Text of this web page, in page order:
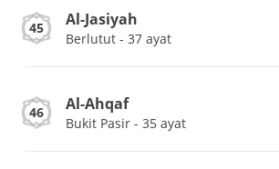
45 Al-Jasiyah
Berlutut - 37 ayat
46 Al-Ahqaf
Bukit Pasir - 35 ayat